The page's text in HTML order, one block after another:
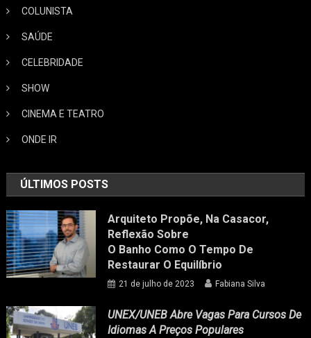
COLUNISTA
SAÚDE
CELEBRIDADE
SHOW
CINEMA E TEATRO
ONDE IR
ÚLTIMOS POSTS
Arquiteto Propõe, Na Casacor,
Reflexão Sobre
O Banho Como O Tempo De
Restaurar O Equilíbrio
21 de julho de 2023 Fabiana Silva
UNEX/UNEB Abre Vagas Para Cursos De
Idiomas A Preços Populares